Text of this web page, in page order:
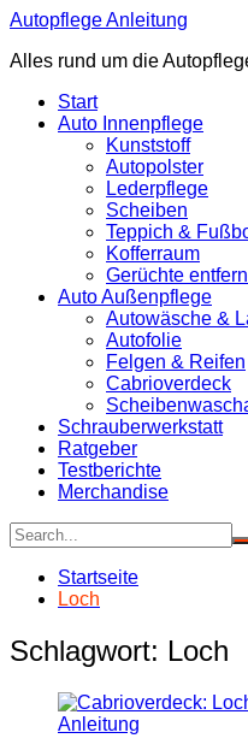
Zum
springen
Autopflege Anleitung
Alles rund um die
Start
Auto Innenpflege
Kunststoff
Autopolster
Lederpflege
Scheiben
Teppich &
Kofferraum
Gerüchte
Auto Außenpflege
Autowäsche &
Autofolie
Felgen & Reifen
Cabrioverdeck
Schrauberwerkstatt
Ratgeber
Testberichte
Merchandise
Startseite
Loch
Schlagwort: Loch